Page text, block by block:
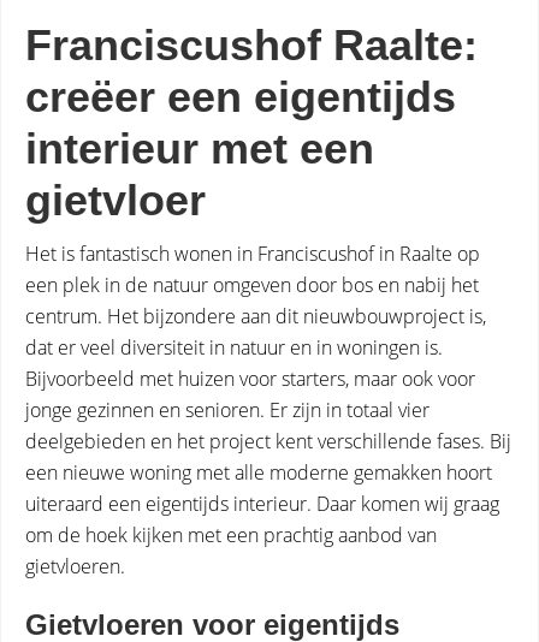
Franciscushof Raalte:
creëer een eigentijds
interieur met een
gietvloer
Het is fantastisch wonen in Franciscushof in Raalte op
een plek in de natuur omgeven door bos en nabij het
centrum. Het bijzondere aan dit nieuwbouwproject is,
dat er veel diversiteit in natuur en in woningen is.
Bijvoorbeeld met huizen voor starters, maar ook voor
jonge gezinnen en senioren. Er zijn in totaal vier
deelgebieden en het project kent verschillende fases. Bij
een nieuwe woning met alle moderne gemakken hoort
uiteraard een eigentijds interieur. Daar komen wij graag
om de hoek kijken met een prachtig aanbod van
gietvloeren.
Gietvloeren voor eigentijds